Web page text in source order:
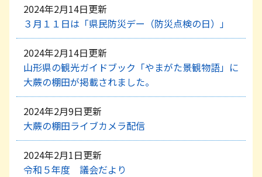
2024年2月14日更新
３月１１日は「県民防災デー（防災点検の日）」
2024年2月14日更新
山形県の観光ガイドブック「やまがた景観物語」に
大蕨の棚田が掲載されました。
2024年2月9日更新
大蕨の棚田ライブカメラ配信
2024年2月1日更新
令和５年度 議会だより